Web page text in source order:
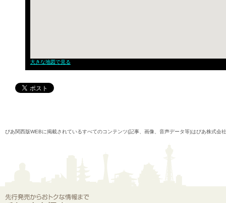
大きな地図で見る
ぴあ関西版WEBに掲載されているすべてのコンテンツ(記事、画像、音声データ等)はぴあ株式会